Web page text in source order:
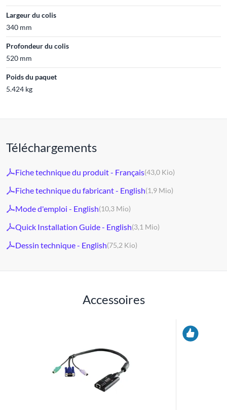
Largeur du colis
340 mm
Profondeur du colis
520 mm
Poids du paquet
5.424 kg
Téléchargements
Fiche technique du produit - Français(43,0 Kio)
Fiche technique du fabricant - English(1,9 Mio)
Mode d'emploi - English(10,3 Mio)
Quick Installation Guide - English(3,1 Mio)
Dessin technique - English(75,2 Kio)
Accessoires